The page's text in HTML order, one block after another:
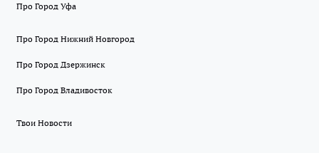
Про Город Уфа
Про Город Нижний Новгород
Про Город Дзержинск
Про Город Владивосток
Твои Новости